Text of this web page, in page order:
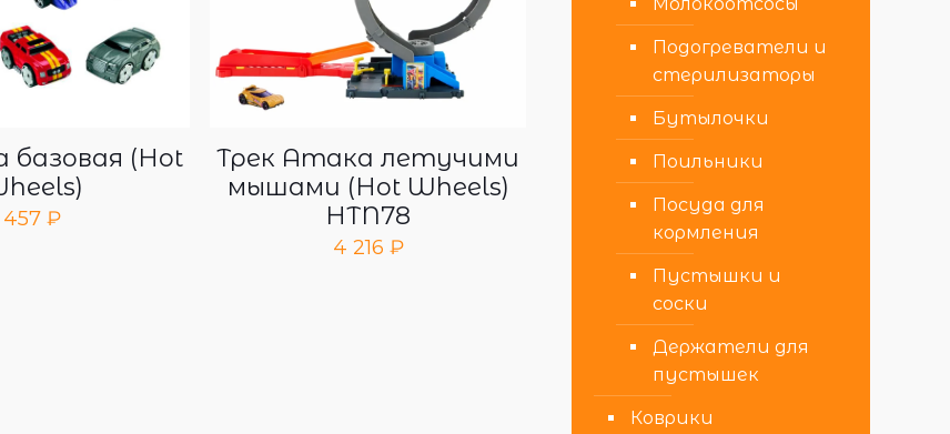
(Hot
457 ₽
Трек Атака летучими
мышами (Hot Wheels)
HTN78
4 216 ₽
Подогреватели и
стерилизаторы
Бутылочки
Поильники
Посуда для
кормления
Пустышки и
соски
Держатели для
пустышек
Коврики